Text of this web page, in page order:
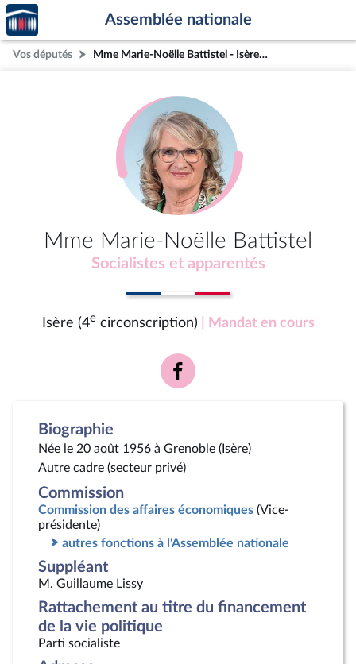
Aller au contenu
Aller en bas de la page
Accèder
à la
page
d'accueil
Assemblée nationale
Vos députés Mme Marie-Noëlle Battistel - Isère (4e circonscription)
Mme Marie-Noëlle Battistel
Socialistes et apparentés
Isère (4ecirconscription) | Mandat en cours
Voir
la
Biographie
Née le 20 août 1956 à Grenoble (Isère)
Autre cadre (secteur privé)
Commission
Commission des affaires économiques (Vice-
présidente)
autres fonctions à l'Assemblée nationale
Suppléant
M. Guillaume Lissy
Rattachement au titre du financement
de la vie politique
Parti socialiste